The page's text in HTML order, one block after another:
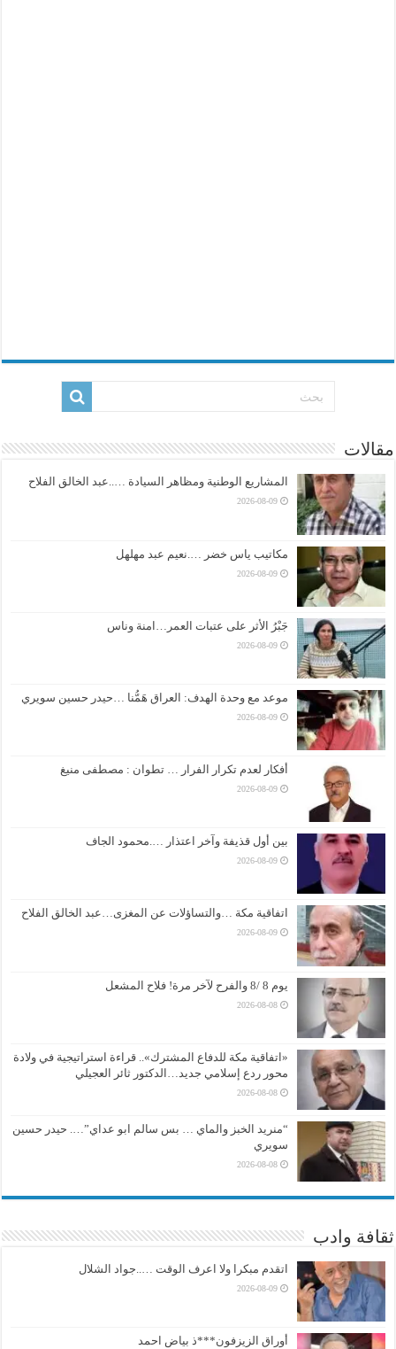
مقالات
المشاريع الوطنية ومظاهر السيادة …..عبد الخالق الفلاح
2026-08-09
مكاتيب ياس خضر ….نعيم عبد مهلهل
2026-08-09
جَبْرُ الأثر على عتبات العمر…امنة وناس
2026-08-09
موعد مع وحدة الهدف: العراق هَمُّنا …حيدر حسين سويري
2026-08-09
أفكار لعدم تكرار الفرار … تطوان : مصطفى منيغ
2026-08-09
بين أول قذيفة وآخر اعتذار ….محمود الجاف
2026-08-09
اتفاقية مكة …والتساؤلات عن المغزى…عبد الخالق الفلاح
2026-08-09
يوم 8 /8 والفرح لآخر مرة! فلاح المشعل
2026-08-08
«اتفاقية مكة للدفاع المشترك».. قراءة استراتيجية في ولادة
محور ردع إسلامي جديد…الدكتور ثائر العجيلي
2026-08-08
“منريد الخبز والماي … بس سالم ابو عداي”…. حيدر حسين
سويري
2026-08-08
ثقافة وادب
اتقدم مبكرا ولا اعرف الوقت …..جواد الشلال
2026-08-09
أوراق الزيزفون***ذ بياض احمد